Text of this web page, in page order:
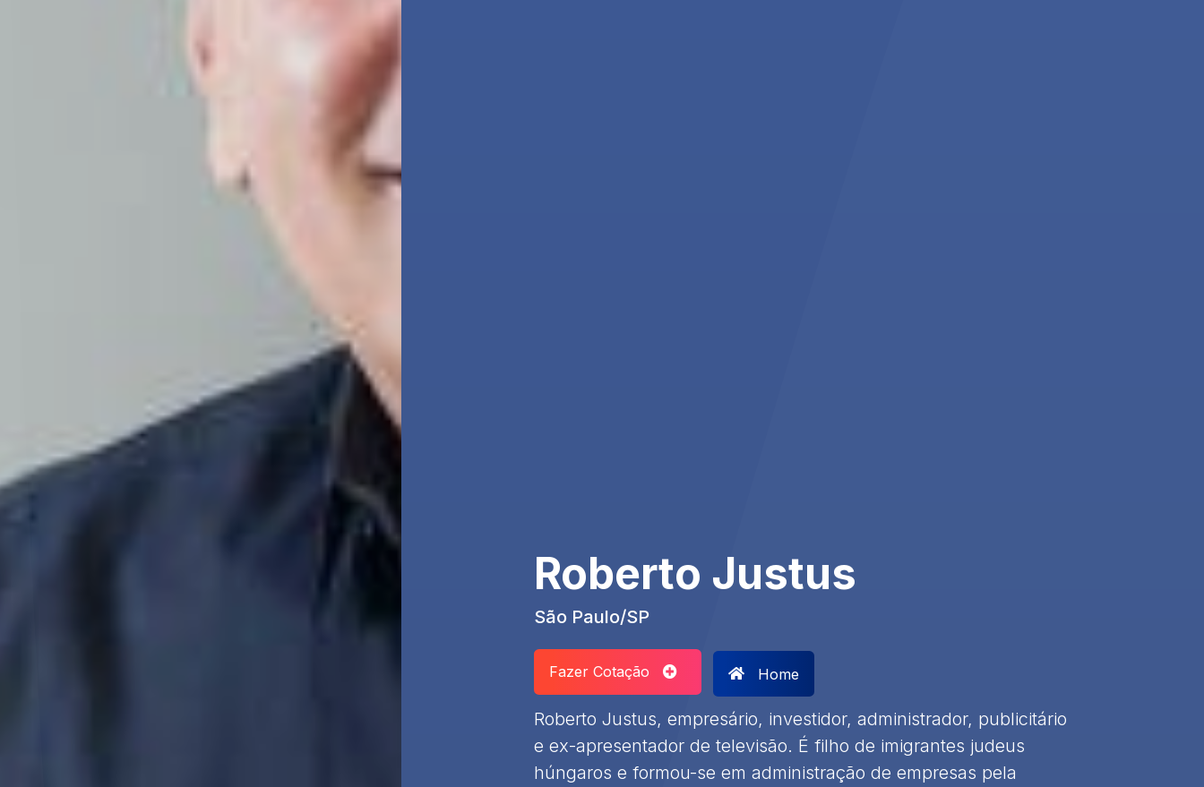
Roberto Justus
São Paulo/SP
Fazer Cotação Home
​Roberto Justus, empresário, investidor, administrador, publicitário
e ex-apresentador de televisão. É filho de imigrantes judeus
húngaros e formou-se em administração de empresas pela